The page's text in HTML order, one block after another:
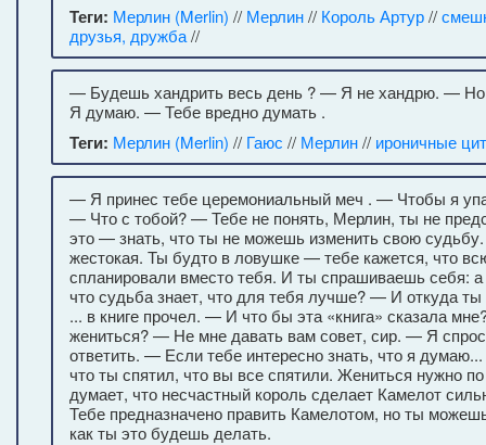
Теги: Мерлин (Merlin) // Мерлин// Король Артур//
друзья, дружба//
— Будешь хандрить весь день ? — Я не хандрю. —
Я думаю. — Тебе вредно думать .
Теги: Мерлин (Merlin) // Гаюс // Мерлин// ироничные
— Я принес тебе церемониальный меч . — Чтобы я
— Что с тобой? — Тебе не понять, Мерлин, ты не
это — знать, что ты не можешь изменить свою
жестокая. Ты будто в ловушке — тебе кажется, что
спланировали вместо тебя. И ты спрашиваешь себя:
что судьба знает, что для тебя лучше? — И откуда
... в книге прочел. — И что бы эта «книга» сказала
жениться? — Не мне давать вам совет, сир. — Я
ответить. — Если тебе интересно знать, что я
что ты спятил, что вы все спятили. Жениться нужно
думает, что несчастный король сделает Камелот
Тебе предназначено править Камелотом, но ты
как ты это будешь делать.